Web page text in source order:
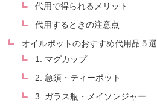
代用で得られるメリット
代用するときの注意点
オイルポットのおすすめ代用品５選
1. マグカップ
2. 急須・ティーポット
3. ガラス瓶・メイソンジャー